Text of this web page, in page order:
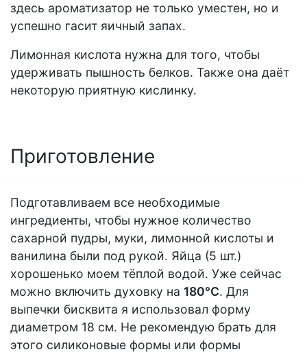
здесь ароматизатор не только уместен, но и
успешно гасит яичный запах.
Лимонная кислота нужна для того, чтобы
удерживать пышность белков. Также она даёт
некоторую приятную кислинку.
Приготовление
Подготавливаем все необходимые
ингредиенты, чтобы нужное количество
сахарной пудры, муки, лимонной кислоты и
ванилина были под рукой. Яйца (5 шт.)
хорошенько моем тёплой водой. Уже сейчас
можно включить духовку на 180°С. Для
выпечки бисквита я использовал форму
диаметром 18 см. Не рекомендую брать для
этого силиконовые формы или формы